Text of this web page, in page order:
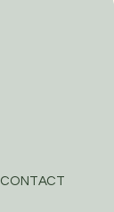
CONTACT